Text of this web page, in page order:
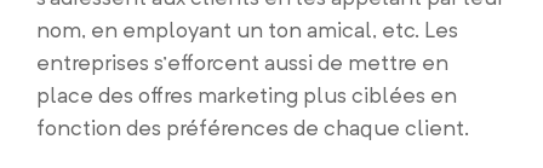
nom, en employant un ton amical, etc. Les
entreprises s’efforcent aussi de mettre en
place des offres marketing plus ciblées en
fonction des préférences de chaque client.